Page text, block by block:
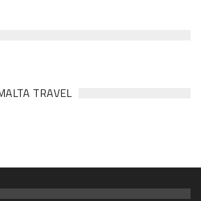
TRAVEL